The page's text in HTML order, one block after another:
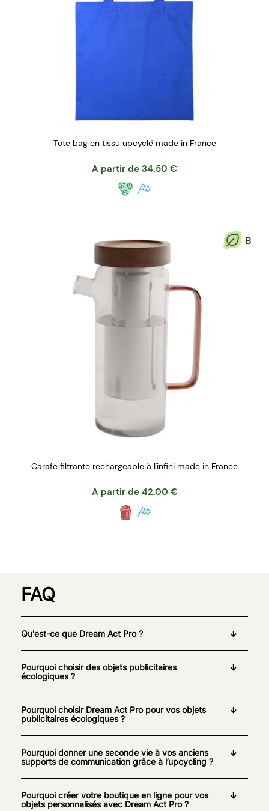
Tote bag en tissu upcyclé made in France
A partir de 34.50 €
B
Carafe filtrante rechargeable à l'infini made in France
A partir de 42.00 €
FAQ
Qu'est-ce que Dream Act Pro ?
Pourquoi choisir des objets publicitaires
écologiques ?
Pourquoi choisir Dream Act Pro pour vos objets
publicitaires écologiques ?
Pourquoi donner une seconde vie à vos anciens
supports de communication grâce à l’upcycling ?
Pourquoi créer votre boutique en ligne pour vos
objets personnalisés avec Dream Act Pro ?